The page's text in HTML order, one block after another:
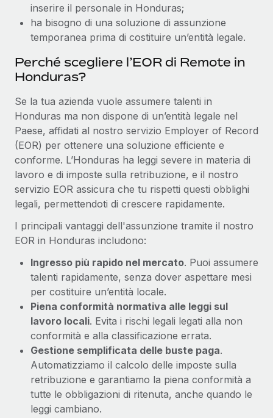
inserire il personale in Honduras;
ha bisogno di una soluzione di assunzione
temporanea prima di costituire un’entità legale.
Perché scegliere l’EOR di Remote in
Honduras?
Se la tua azienda vuole assumere talenti in
Honduras ma non dispone di un’entità legale nel
Paese, affidati al nostro servizio Employer of Record
(EOR) per ottenere una soluzione efficiente e
conforme. L’Honduras ha leggi severe in materia di
lavoro e di imposte sulla retribuzione, e il nostro
servizio EOR assicura che tu rispetti questi obblighi
legali, permettendoti di crescere rapidamente.
I principali vantaggi dell'assunzione tramite il nostro
EOR in Honduras includono:
Ingresso più rapido nel mercato. Puoi assumere
talenti rapidamente, senza dover aspettare mesi
per costituire un’entità locale.
Piena conformità normativa alle leggi sul
lavoro locali. Evita i rischi legali legati alla non
conformità e alla classificazione errata.
Gestione semplificata delle buste paga.
Automatizziamo il calcolo delle imposte sulla
retribuzione e garantiamo la piena conformità a
tutte le obbligazioni di ritenuta, anche quando le
leggi cambiano.